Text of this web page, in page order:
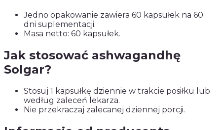
Jedno opakowanie zawiera 60 kapsułek na 60
dni suplementacji.
Masa netto: 60 kapsułek.
Jak stosować ashwagandhę
Solgar?
Stosuj 1 kapsułkę dziennie w trakcie posiłku lub
według zaleceń lekarza.
Nie przekraczaj zalecanej dziennej porcji.